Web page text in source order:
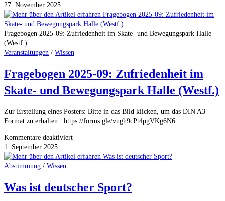
Ehrenamt
–
So
27. November 2025
Fragebogen 2025-09: Zufriedenheit im Skate- und Bewegungspark Halle
(Westf.)
Veranstaltungen / Wissen
Fragebogen 2025-09: Zufriedenheit im
Skate- und Bewegungspark Halle (Westf.)
Zur Erstellung eines Posters: Bitte in das Bild klicken, um das DIN A3
Format zu erhalten https://forms.gle/vugh9cPt4pgVKg6N6
Kommentare deaktiviertfür
2025-
im
Skate-
1. September 2025
Abstimmung / Wissen
Was ist deutscher Sport?